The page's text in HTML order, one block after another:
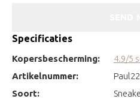
Specificaties
Kopersbescherming:
4.9/5
Artikelnummer:
Soort: